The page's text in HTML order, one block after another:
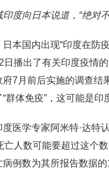
度向日本说道，“绝对
本国内出现“印度在防
播出了有关印度疫情
7月前后实施的调查结
体免疫”，这可能是印
医学专家阿米特·达特
人数可能要超过这个
例数为其所报告数据的